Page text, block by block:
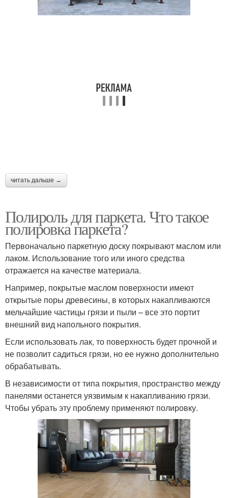
читать дальше →
Полироль для паркета. Что такое
полировка паркета?
Первоначально паркетную доску покрывают маслом или
лаком. Использование того или иного средства
отражается на качестве материала.
Например, покрытые маслом поверхности имеют
открытые поры древесины, в которых накапливаются
мельчайшие частицы грязи и пыли – все это портит
внешний вид напольного покрытия.
Если использовать лак, то поверхность будет прочной и
не позволит садиться грязи, но ее нужно дополнительно
обрабатывать.
В независимости от типа покрытия, пространство между
панелями останется уязвимым к накапливанию грязи.
Чтобы убрать эту проблему применяют полировку.